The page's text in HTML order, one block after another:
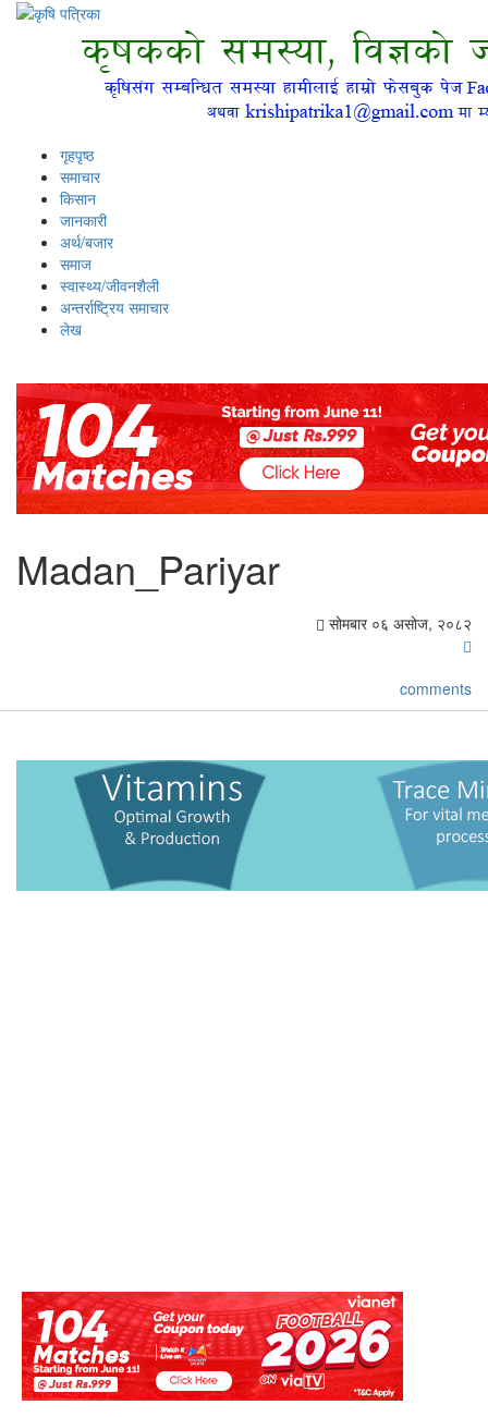
गृहपृष्ठ
समाचार
किसान
जानकारी
अर्थ/बजार
समाज
स्वास्थ्य/जीवनशैली
अन्तर्राष्ट्रिय समाचार
लेख
Madan_Pariyar
सोमबार ०६ असोज, २०८२
comments